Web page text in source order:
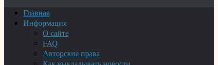
Главная
Информация
О сайте
FAQ
Авторские права